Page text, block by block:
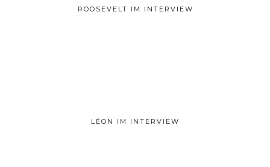
ROOSEVELT IM INTERVIEW
LÉON IM INTERVIEW